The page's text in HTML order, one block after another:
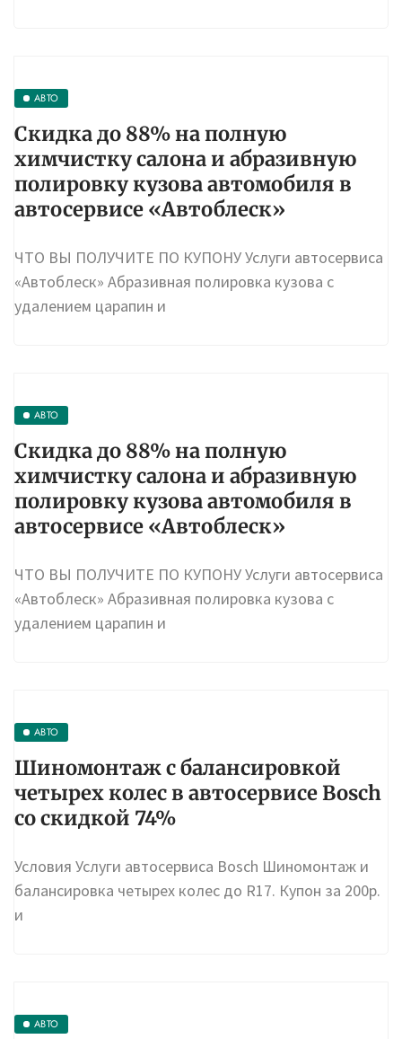
АВТО
Скидка до 88% на полную
химчистку салона и абразивную
полировку кузова автомобиля в
автосервисе «Автоблеск»
ЧТО ВЫ ПОЛУЧИТЕ ПО КУПОНУ Услуги автосервиса
«Автоблеск» Абразивная полировка кузова с
удалением царапин и
АВТО
Скидка до 88% на полную
химчистку салона и абразивную
полировку кузова автомобиля в
автосервисе «Автоблеск»
ЧТО ВЫ ПОЛУЧИТЕ ПО КУПОНУ Услуги автосервиса
«Автоблеск» Абразивная полировка кузова с
удалением царапин и
АВТО
Шиномонтаж с балансировкой
четырех колес в автосервисе Bosch
со скидкой 74%
Условия Услуги автосервиса Bosch Шиномонтаж и
балансировка четырех колес до R17. Купон за 200р.
и
АВТО